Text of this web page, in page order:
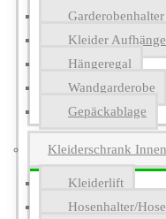
Kleider
Hängeregal
Wandgarderobe
Gepäckablage
Kleiderschrank
Kleiderlift
Hosenhalter/